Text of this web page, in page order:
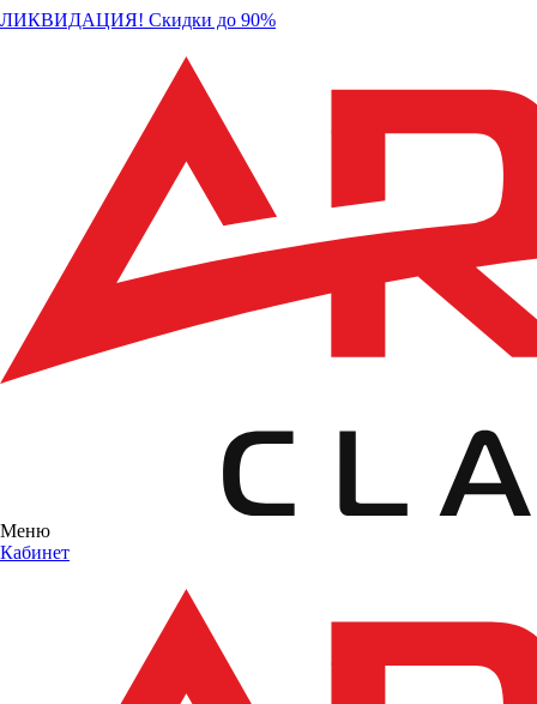
ЛИКВИДАЦИЯ! Скидки до 90%
Меню
Кабинет